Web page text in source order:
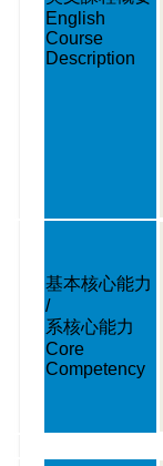
English
Course
Description
基本核心能力
/
系核心能力
Core
Competency